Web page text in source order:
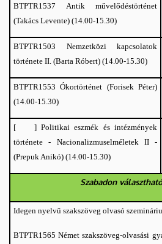
BTPTR1537 Antik művelődéstörténet
(Takács Levente) (14.00-15.30)
BTPTR1503 Nemzetközi kapcsolatok
története II. (Barta Róbert) (14.00-15.30)
BTPTR1553 Ókortörténet (Forisek Péter)
(14.00-15.30)
[ ] Politikai eszmék és intézmények
története - Nacionalizmuselméletek II -
(Prepuk Anikó) (14.00-15.30)
Szabadon
Idegen nyelvű szakszöveg olvasó
BTPTR1565 Német szakszöveg-olvasási